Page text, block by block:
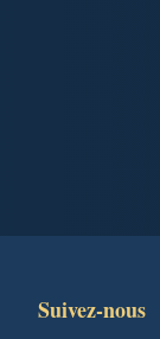
Suivez-nous